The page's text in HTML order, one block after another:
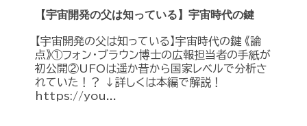
【宇宙開発の父は知っている】宇宙時代の鍵
【宇宙開発の父は知っている】宇宙時代の鍵 《論
点》①フォン・ブラウン博士の広報担当者の手紙が
初公開②UFOは遥か昔から国家レベルで分析さ
れていた！？ ↓詳しくは本編で解説！
https://you...